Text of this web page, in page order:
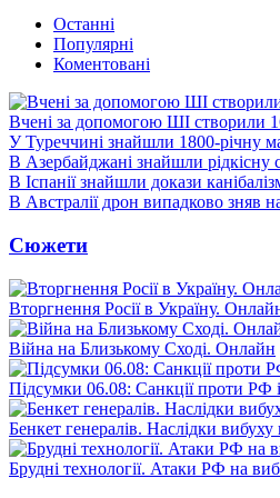
Останні
Популярні
Коментовані
Вчені за допомогою ШІ створили
У Туреччині знайшли 1800-річну
В Азербайджані знайшли рідкісну
В Іспанії знайшли докази
В Австралії дрон випадково зняв
Сюжети
Вторгнення Росії в Україну.
Війна на Близькому Сході. Онлайн
Підсумки 06.08: Санкції проти РФ
Бенкет генералів. Наслідки вибуху
Брудні технології. Атаки РФ на